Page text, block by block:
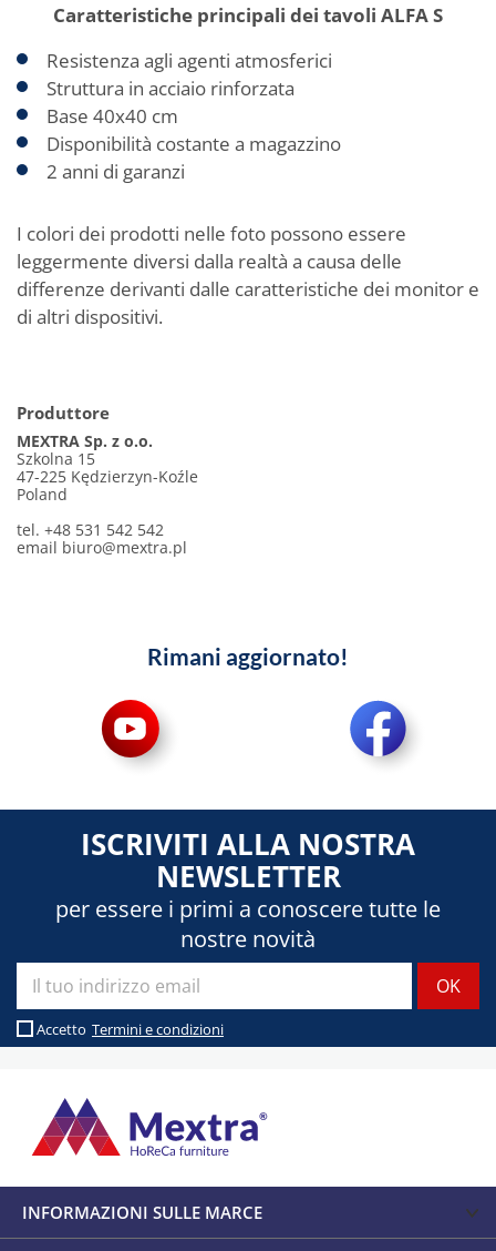
Caratteristiche principali dei tavoli ALFA S
Resistenza agli agenti atmosferici
Struttura in acciaio rinforzata
Base 40x40 cm
Disponibilità costante a magazzino
2 anni di garanzi
I colori dei prodotti nelle foto possono essere
leggermente diversi dalla realtà a causa delle
differenze derivanti dalle caratteristiche dei monitor e
di altri dispositivi.
Produttore
MEXTRA Sp. z o.o.
Szkolna 15
47-225 Kędzierzyn-Koźle
Poland
tel. +48 531 542 542
email biuro@mextra.pl
Rimani aggiornato!
ISCRIVITI ALLA NOSTRA
NEWSLETTER
per essere i primi a conoscere tutte le
nostre novità
Accetto Termini e condizioni
INFORMAZIONI SULLE MARCE